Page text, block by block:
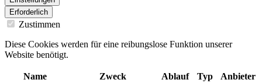
Erforderlich
Zustimmen
Diese Cookies werden für eine reibungslose Funktion unserer
Website benötigt.
Name Zweck Ablauf Typ Anbieter